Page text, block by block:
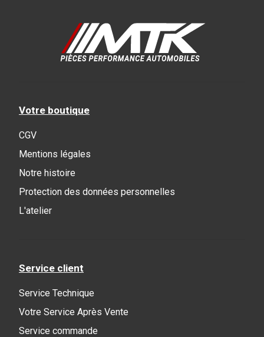
Votre boutique
CGV
Mentions légales
Notre histoire
Protection des données personnelles
L'atelier
Service client
Service Technique
Votre Service Après Vente
Service commande